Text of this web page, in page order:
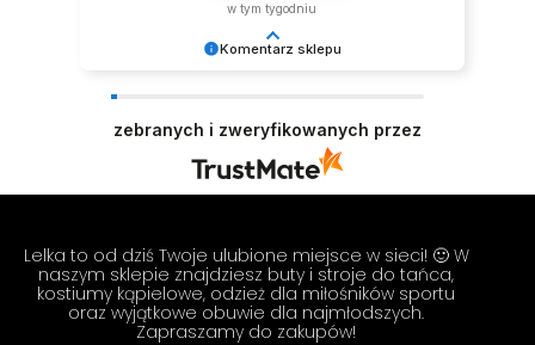
Komentarz sklepu
Doceniamy czas i wysiłek włożony w podzielenie
się z nami Twoimi doświadczeniami. Do
zobaczenia! Zespół LELKA 🦋
w tym tygodniu
zebranych i zweryfikowanych przez
Lelka to od dziś Twoje ulubione miejsce w sieci! 🙂 W
naszym sklepie znajdziesz buty i stroje do tańca,
kostiumy kąpielowe, odzież dla miłośników sportu
oraz wyjątkowe obuwie dla najmłodszych.
Zapraszamy do zakupów!